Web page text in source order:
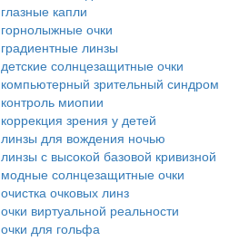
глазные капли
горнолыжные очки
градиентные линзы
детские солнцезащитные очки
компьютерный зрительный синдром
контроль миопии
коррекция зрения у детей
линзы для вождения ночью
линзы с высокой базовой кривизной
модные солнцезащитные очки
очистка очковых линз
очки виртуальной реальности
очки для гольфа